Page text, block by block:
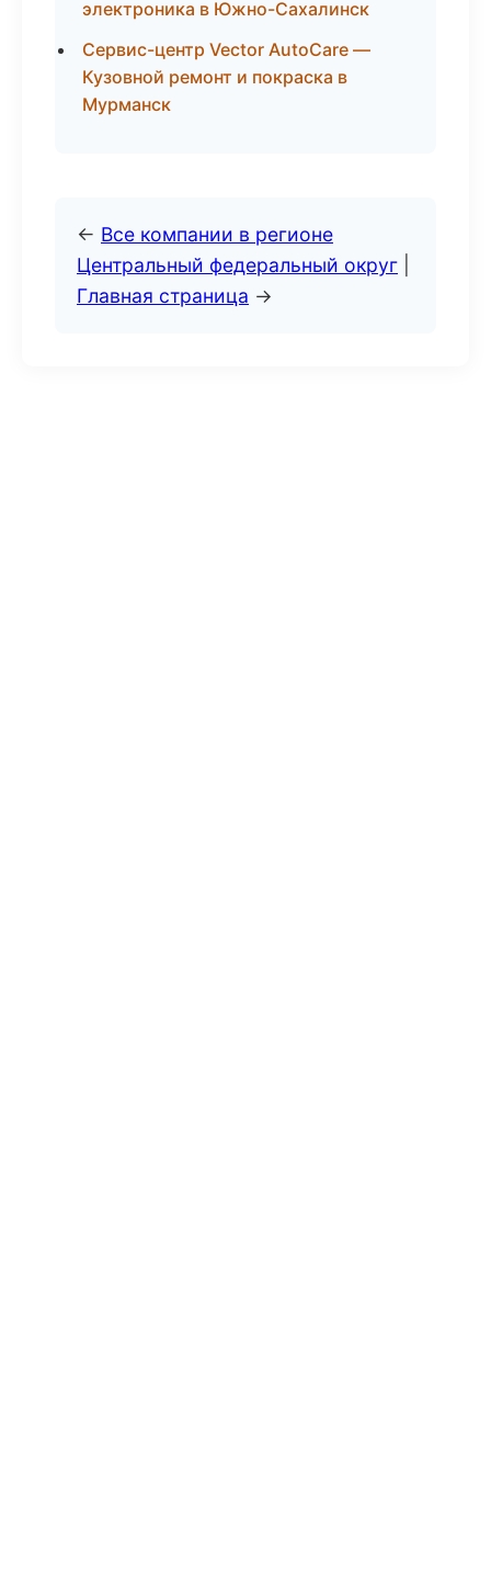
электроника в Южно-Сахалинск
Сервис-центр Vector AutoCare —
Кузовной ремонт и покраска в
Мурманск
← Все компании в регионе
Центральный федеральный округ
Главная страница →